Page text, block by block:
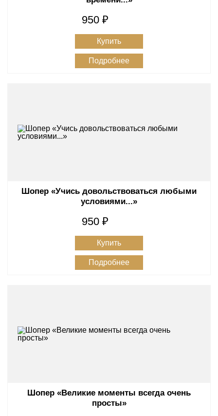
950 ₽
Купить
Подробнее
Шопер «Учись довольствоваться любыми
условиями...»
950 ₽
Купить
Подробнее
Шопер «Великие моменты всегда очень
просты»